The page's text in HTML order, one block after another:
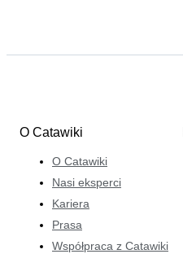
O Catawiki
O Catawiki
Nasi eksperci
Kariera
Prasa
Współpraca z Catawiki